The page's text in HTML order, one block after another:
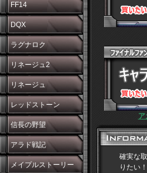
FF14
DQX
ラグナロク
リネージュ2
リネージュ
レッドストーン
信長の野望
アラド戦記
メイプルストーリー
ア
確実な
りたい